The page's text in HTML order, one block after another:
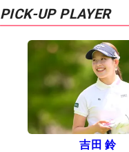
PICK-UP PLAYER
吉田 鈴